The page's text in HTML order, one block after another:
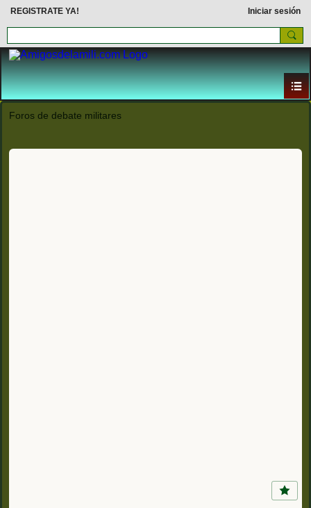
REGISTRATE YA! Iniciar sesión
Foros de debate militares